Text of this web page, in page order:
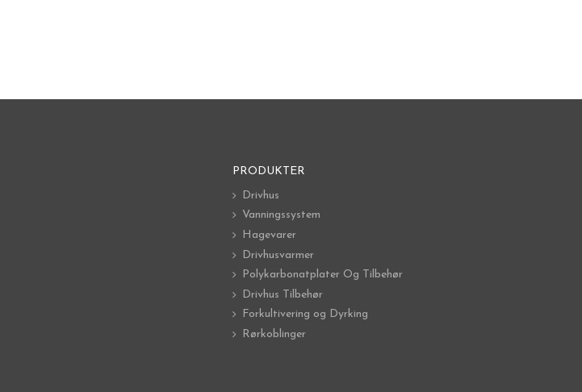
PRODUKTER
Drivhus
Vanningssystem
Hagevarer
Drivhusvarmer
Polykarbonatplater Og Tilbehør
Drivhus Tilbehør
Forkultivering og Dyrking
Rørkoblinger